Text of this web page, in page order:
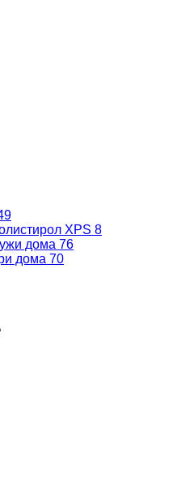
XPS 8
дома 76
дома 70